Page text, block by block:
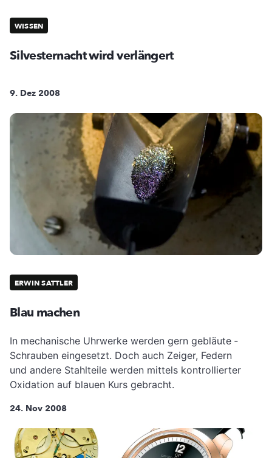
WISSEN
Silvesternacht wird verlängert
9. Dez 2008
ERWIN SATTLER
Blau machen
In mechanische Uhrwerke ­werden gern gebläute ­
Schrauben eingesetzt. Doch auch Zeiger, Federn
und andere Stahlteile werden mittels kontrollierter
Oxidation auf blauen Kurs gebracht.
24. Nov 2008